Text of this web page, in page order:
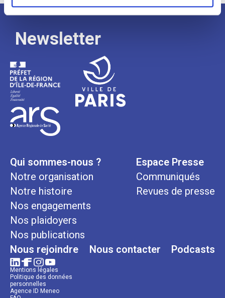
Newsletter
Qui sommes-nous ?
Notre organisation
Notre histoire
Nos engagements
Nos plaidoyers
Nos publications
Espace Presse
Communiqués
Revues de presse
Nous rejoindre Nous contacter Podcasts
Mentions légales
Politique des données
personnelles
Agence ID Meneo